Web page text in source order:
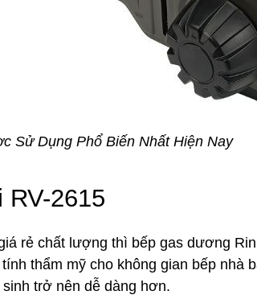
Sử Dụng Phổ Biến Nhất Hiện Nay
2615
rẻ chất lượng thì bếp gas dương
thẩm mỹ cho không gian bếp
trở nên dễ dàng hơn.